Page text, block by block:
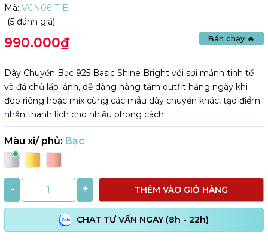
Mã: VCN06-T-B
(5 đánh giá)
Bán chạy 🔥
990.000₫
Dây Chuyền Bạc 925 Basic Shine Bright với sợi mảnh tinh tế
và đá chủ lấp lánh, dễ dàng nâng tầm outfit hằng ngày khi
đeo riêng hoặc mix cùng các mẫu dây chuyền khác, tạo điểm
nhấn thanh lịch cho nhiều phong cách.
Màu xi/ phủ: Bạc
- + THÊM VÀO GIỎ HÀNG
CHAT TƯ VẤN NGAY (8h - 22h)